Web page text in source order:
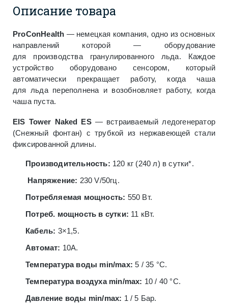
Описание товара
ProConHealth — немецкая компания, одно из основных
направлений которой — оборудование
для производства гранулированного льда. Каждое
устройство оборудовано сенсором, который
автоматически прекращает работу, когда чаша
для льда переполнена и возобновляет работу, когда
чаша пуста.
EIS Tower Naked ES— встраиваемый ледогенератор
(Снежный фонтан) с трубкой из нержавеющей стали
фиксированной длины.
Производительность: 120 кг (240 л) в сутки*.
Напряжение: 230 V/50гц.
Потребляемая мощность: 550 Вт.
Потреб. мощность в сутки: 11 кВт.
Кабель: 3×1,5.
Автомат: 10А.
Температура воды min/max: 5 / 35 °С.
Температура воздуха min/max: 10 / 40 °С.
Давление воды min/max: 1 / 5 Бар.